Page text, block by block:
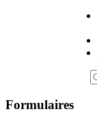
Formulaires